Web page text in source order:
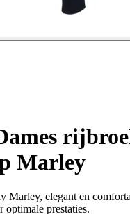
Marley
Marley, elegant en
optimale prestaties.